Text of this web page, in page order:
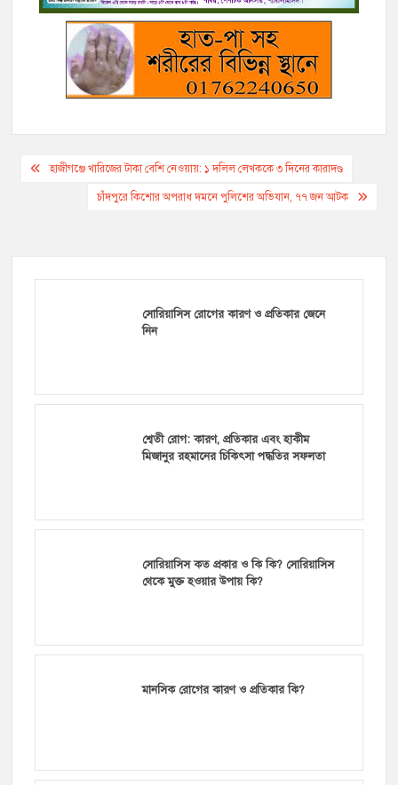
r
Post
navigation
হাজীগঞ্জে খারিজের টাকা বেশি নেওয়ায়: ১ দলিল লেখককে ৩ দিনের কারাদণ্ড
চাঁদপুরে কিশোর অপরাধ দমনে পুলিশের অভিযান, ৭৭ জন আটক
সোরিয়াসিস রোগের কারণ ও প্রতিকার জেনে
নিন
শ্বেতী রোগ: কারণ, প্রতিকার এবং হাকীম
মিজানুর রহমানের চিকিৎসা পদ্ধতির সফলতা
সোরিয়াসিস কত প্রকার ও কি কি? সোরিয়াসিস
থেকে মুক্ত হওয়ার উপায় কি?
মানসিক রোগের কারণ ও প্রতিকার কি?